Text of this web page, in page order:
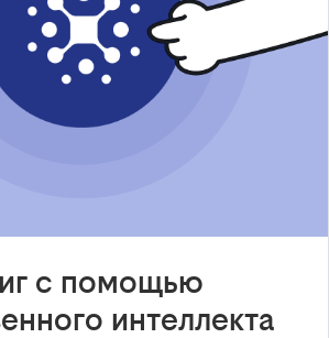
с помощью
интеллекта